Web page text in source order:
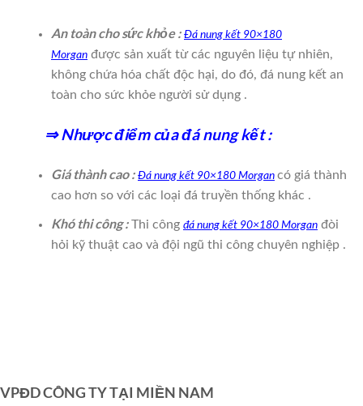
An toàn cho sức khỏe : Đá nung kết 90×180
Morgan được sản xuất từ các nguyên liệu tự nhiên,
không chứa hóa chất độc hại, do đó, đá nung kết an
toàn cho sức khỏe người sử dụng .
⇒ Nhược điểm của đá nung kết :
Giá thành cao : Đá nung kết 90×180 Morgan có giá thành
cao hơn so với các loại đá truyền thống khác .
Khó thi công : Thi công đá nung kết 90×180 Morgan đòi
hỏi kỹ thuật cao và đội ngũ thi công chuyên nghiệp .
VPĐD CÔNG TY TẠI MIỀN NAM